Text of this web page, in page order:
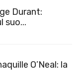
Durant:
suo...
O’Neal: la